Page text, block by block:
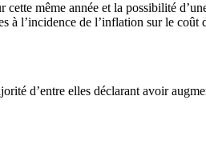
même année et la possibilité
à l’incidence de l’inflation sur le
d’entre elles déclarant avoir